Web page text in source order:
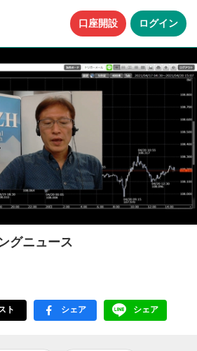
口座開設 ログイン
グニュース
ト facebook
シェア LINE
シェア